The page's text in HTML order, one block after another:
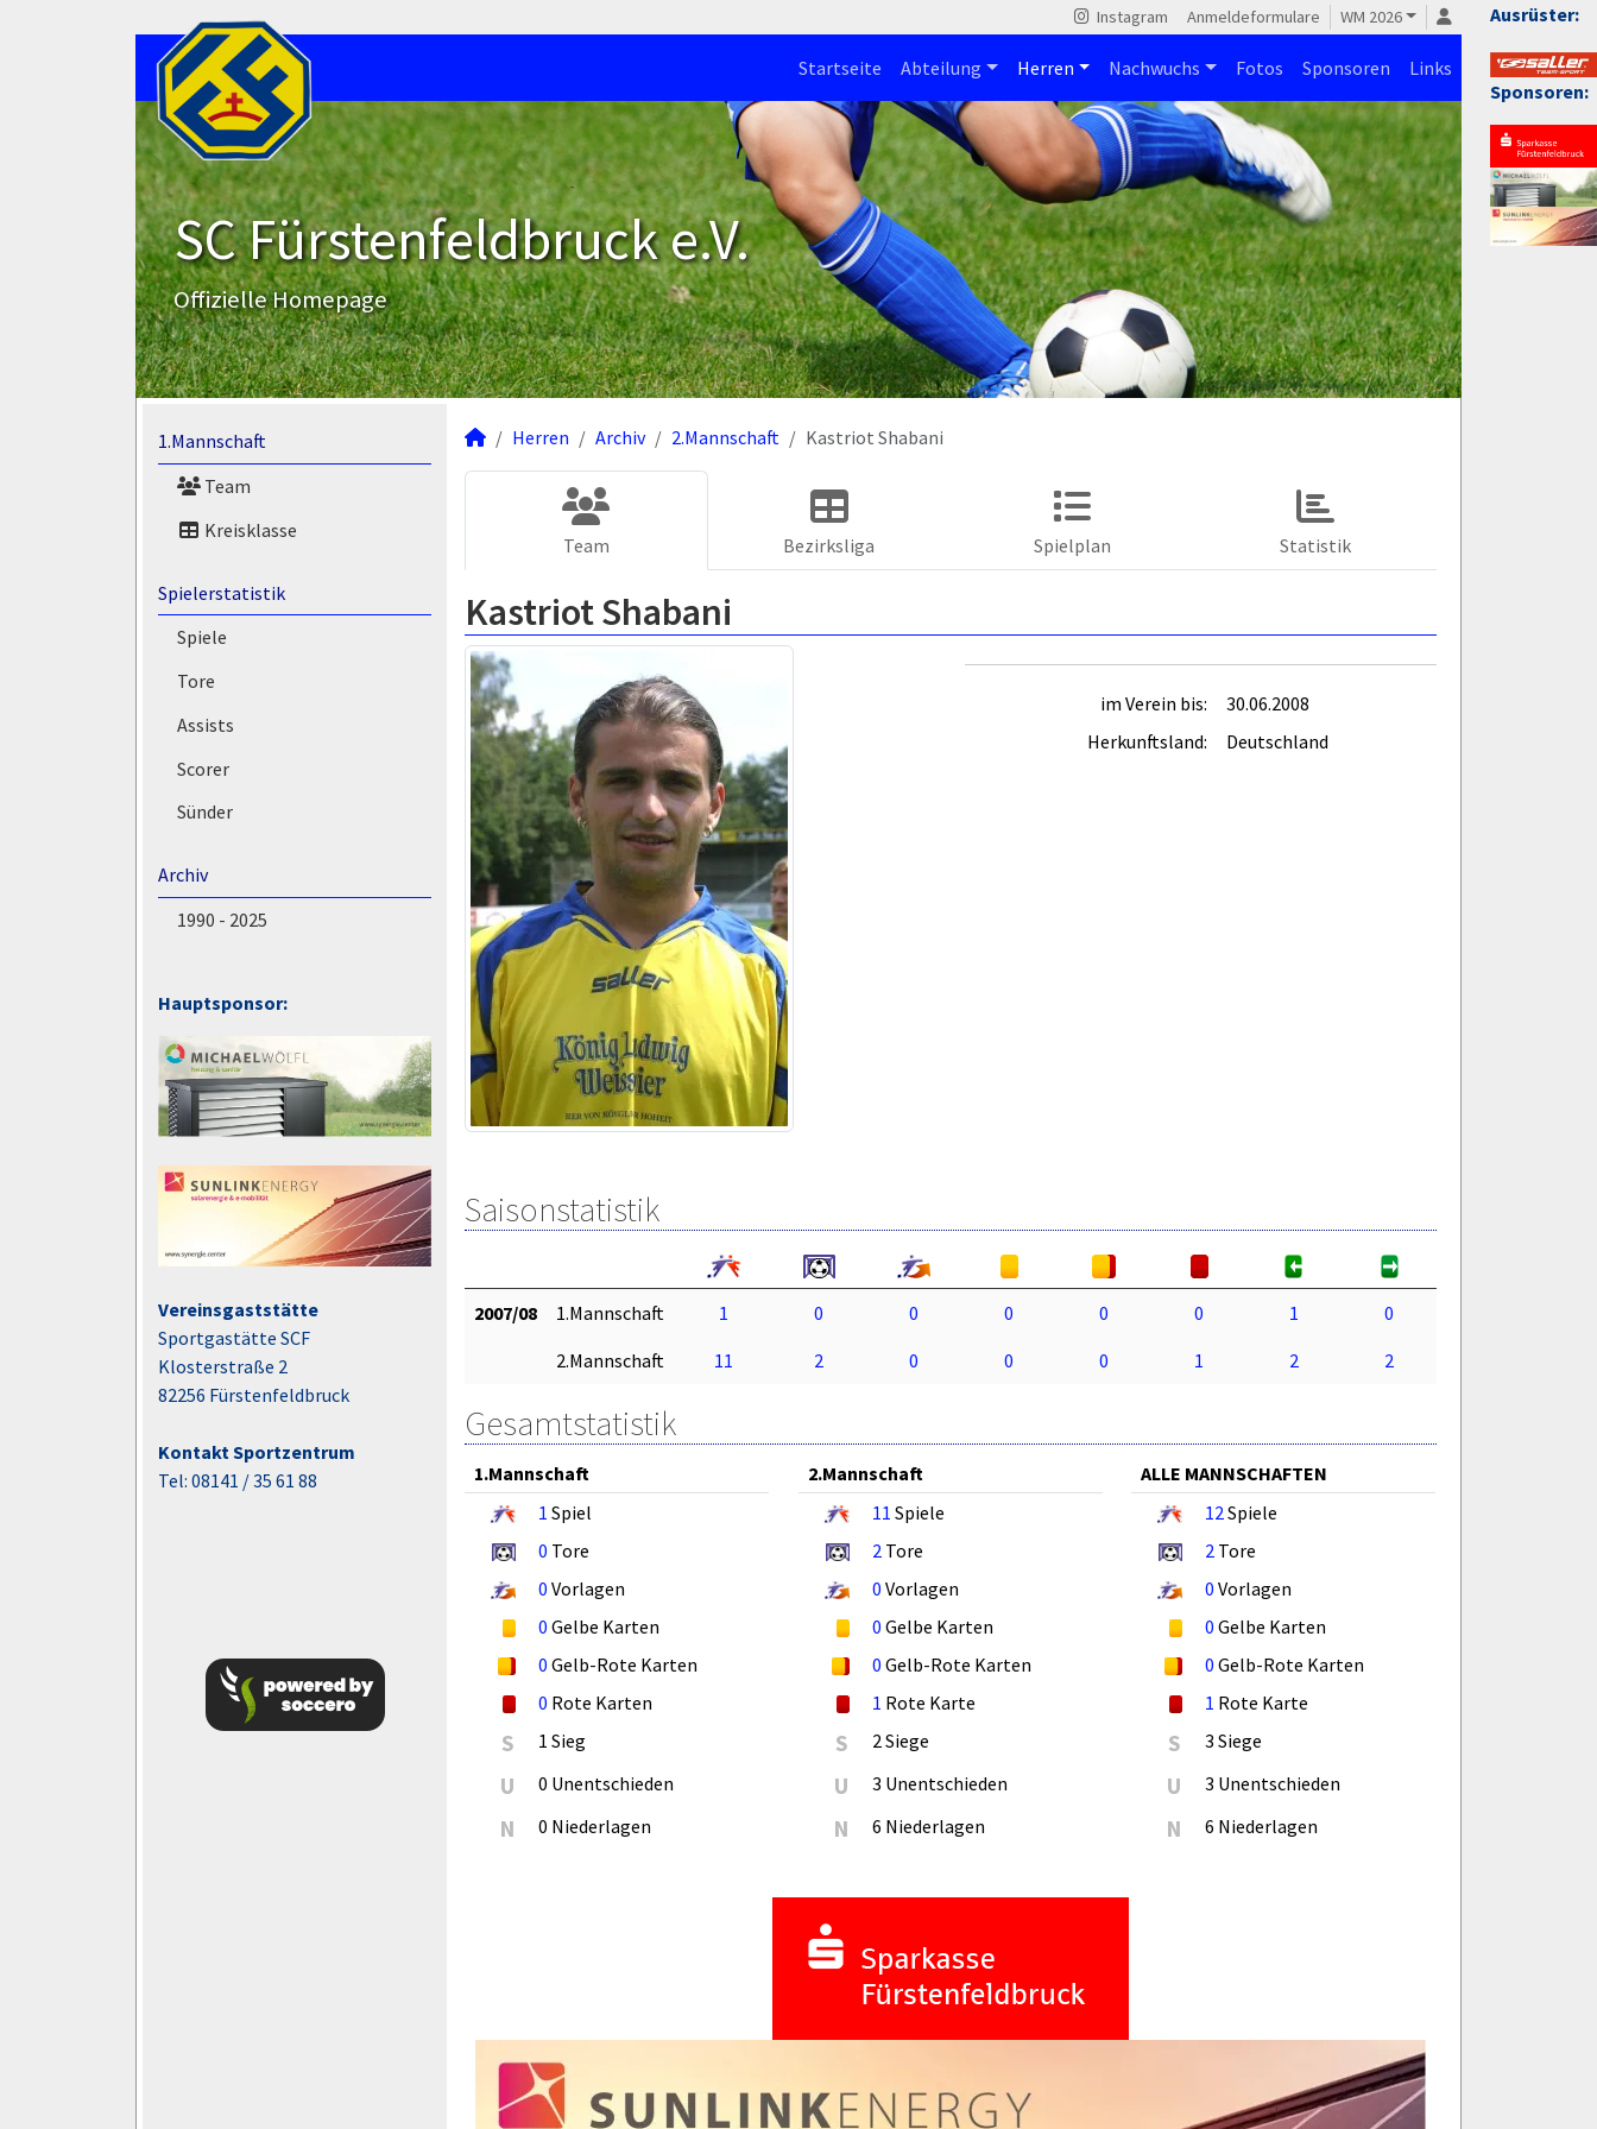
Ausrüster:
Sponsoren:
Instagram Anmeldeformulare WM 2026
Startseite Abteilung Herren Nachwuchs Fotos Sponsoren Links
SC Fürstenfeldbruck e.V.
Offizielle Homepage
1.Mannschaft
Team
Kreisklasse
Spielerstatistik
Spiele
Tore
Assists
Scorer
Sünder
Archiv
1990 - 2025
Hauptsponsor:
Vereinsgaststätte
Sportgastätte SCF
Klosterstraße 2
82256 Fürstenfeldbruck
Kontakt Sportzentrum
Tel: 08141 / 35 61 88
Herren Archiv 2.Mannschaft Kastriot Shabani
Team Bezirksliga Spielplan Statistik
Kastriot Shabani
im Verein bis:
30.06.2008
Herkunftsland:
Deutschland
Saisonstatistik
2007/08 1.Mannschaft 1 0 0 0 0 0 1
0
2.Mannschaft
11 2 0 0 0 1 2 2
Gesamtstatistik
1.Mannschaft
1 Spiel
0 Tore
0 Vorlagen
0 Gelbe Karten
0 Gelb-Rote Karten
0 Rote Karten
S 1 Sieg
U 0 Unentschieden
N 0 Niederlagen
2.Mannschaft
11 Spiele
2Tore
0 Vorlagen
0 Gelbe Karten
0 Gelb-Rote Karten
1 Rote Karte
S 2 Siege
U 3 Unentschieden
N 6 Niederlagen
ALLE MANNSCHAFTEN
12Spiele
2 Tore
0 Vorlagen
0 Gelbe Karten
0 Gelb-Rote Karten
1 Rote Karte
S 3 Siege
U 3 Unentschieden
N 6 Niederlagen